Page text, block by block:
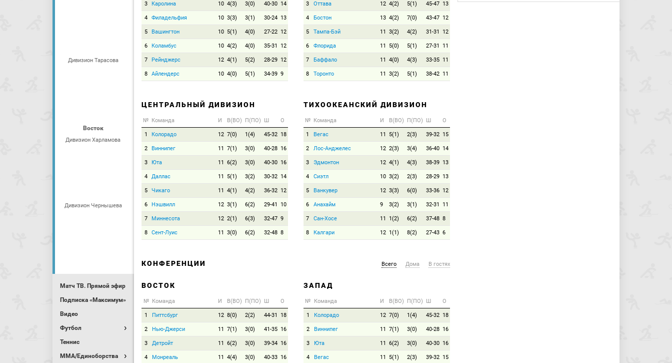
Дивизион Тарасова
Восток
Дивизион Харламова
Дивизион Чернышева
Матч ТВ. Прямой эфир
Подписка «Максимум»
Видео
Футбол
Теннис
MMA/Единоборства
3 Каролина 10 4(3) 3(0) 40-30 14
4 Филадельфия 10 3(3) 3(1) 30-24 13
5 Вашингтон 10 5(1) 4(0) 27-22 12
6 Коламбус 10 4(2) 4(0) 35-31 12
7 Рейнджерс 12 4(1) 5(2) 28-29 12
8 Айлендерс 10 4(0) 5(1) 34-39 9
3 Оттава 12 4(2) 5(1) 45-47 13
4 Бостон 13 4(2) 7(0) 43-47 12
5 Тампа-Бэй 11 3(2) 4(2) 31-31 12
6 Флорида 11 5(0) 5(1) 27-31 11
7 Баффало 11 4(0) 4(3) 33-35 11
8 Торонто 11 3(2) 5(1) 38-42 11
ЦЕНТРАЛЬНЫЙ ДИВИЗИОН
№ Команда И В(ВО) П(ПО) Ш О
1 Колорадо 12 7(0) 1(4) 45-32 18
2 Виннипег 11 7(1) 3(0) 40-28 16
3 Юта 11 6(2) 3(0) 40-30 16
4 Даллас 11 5(1) 3(2) 30-32 14
5 Чикаго 11 4(1) 4(2) 36-32 12
6 Нэшвилл 12 3(1) 6(2) 29-41 10
7 Миннесота 12 2(1) 6(3) 32-47 9
8 Сент-Луис 11 3(0) 6(2) 32-48 8
ТИХООКЕАНСКИЙ ДИВИЗИОН
№ Команда И В(ВО) П(ПО) Ш О
1 Вегас 11 5(1) 2(3) 39-32 15
2 Лос-Анджелес 12 2(3) 3(4) 36-40 14
3 Эдмонтон 12 4(1) 4(3) 38-39 13
4 Сиэтл 10 3(2) 2(3) 28-29 13
5 Ванкувер 12 3(3) 6(0) 33-36 12
6 Анахайм 9 3(2) 3(1) 32-31 11
7 Сан-Хосе 11 1(2) 6(2) 37-48 8
8 Калгари 12 1(1) 8(2) 27-43 6
Всего Дома В гостях
КОНФЕРЕНЦИИ
ВОСТОК
№ Команда И В(ВО) П(ПО) Ш О
1 Питтсбург 12 8(0) 2(2) 44-31 18
2 Нью-Джерси 11 7(1) 3(0) 41-35 16
3 Детройт 11 6(2) 3(0) 39-34 16
4 Монреаль 11 4(4) 3(0) 40-33 16
ЗАПАД
№ Команда И В(ВО) П(ПО) Ш О
1 Колорадо 12 7(0) 1(4) 45-32 18
2 Виннипег 11 7(1) 3(0) 40-28 16
3 Юта 11 6(2) 3(0) 40-30 16
4 Вегас 11 5(1) 2(3) 39-32 15